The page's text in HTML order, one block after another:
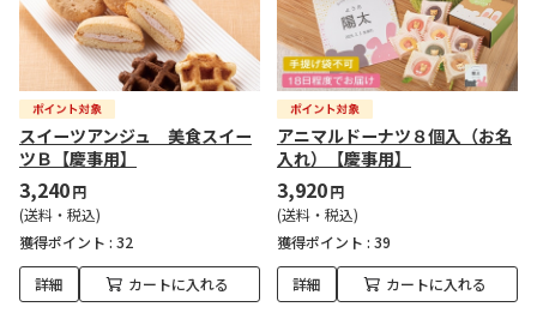
スイーツアンジュ 美食スイー
ツＢ【慶事用】
3,240円
(送料・税込)
獲得ポイント : 32
詳細 カートに入れる
アニマルドーナツ８個入（お名
入れ）【慶事用】
3,920円
(送料・税込)
獲得ポイント : 39
詳細 カートに入れる